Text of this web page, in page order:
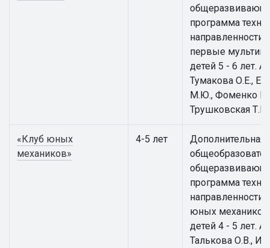
программа
направленности
первые
детей 5 - 6 лет.
Тумакова О.Е.,
М.Ю., Фоменко
Трушковская Т.Е.
«Клуб юных
механиков»
4-5 лет
Дополнительная
программа
направленности
юных
детей 4 - 5 лет.
Талькова О.В.,